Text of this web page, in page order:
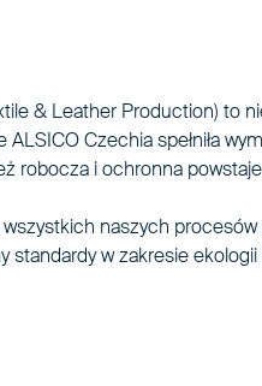
& Leather Production) to
Czechia spełniła
robocza i ochronna
naszych
w zakresie